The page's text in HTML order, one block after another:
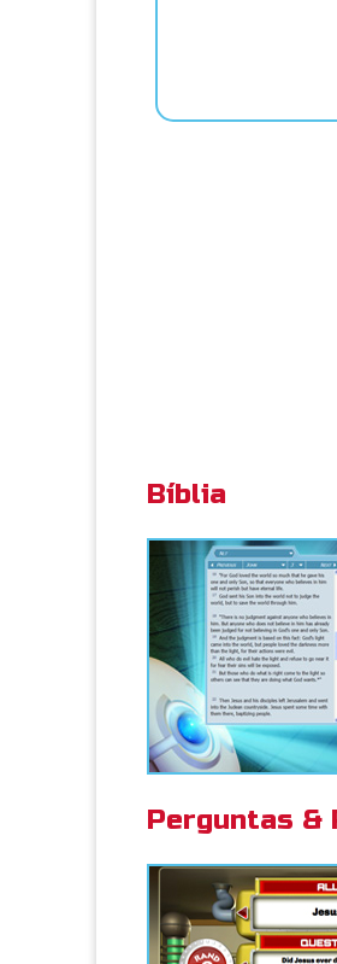
Bíblia
Perguntas &